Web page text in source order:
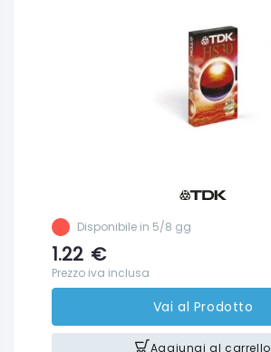
Disponibile in 5/8 gg
1.22 €
Prezzo iva inclusa
Vai al Prodotto
Aggiungi al carrello